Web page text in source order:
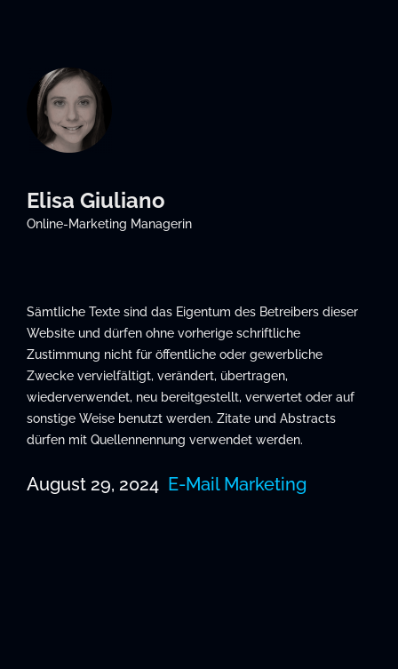
Elisa Giuliano
Online-Marketing Managerin
Sämtliche Texte sind das Eigentum des Betreibers dieser
Website und dürfen ohne vorherige schriftliche
Zustimmung nicht für öffentliche oder gewerbliche
Zwecke vervielfältigt, verändert, übertragen,
wiederverwendet, neu bereitgestellt, verwertet oder auf
sonstige Weise benutzt werden. Zitate und Abstracts
dürfen mit Quellennennung verwendet werden.
August 29, 2024 E-Mail Marketing